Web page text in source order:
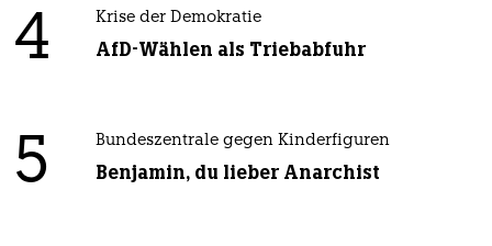
4 Krise der Demokratie
AfD-Wählen als Triebabfuhr
5 Bundeszentrale gegen Kinderfiguren
Benjamin, du lieber Anarchist